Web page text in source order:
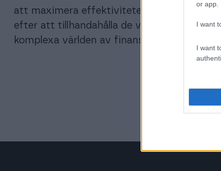
or app.
I want
I want
att maximera effektiviteten i ditt företags
efter att tillhandahålla de verktyg och
komplexa världen av finans och bokföring.